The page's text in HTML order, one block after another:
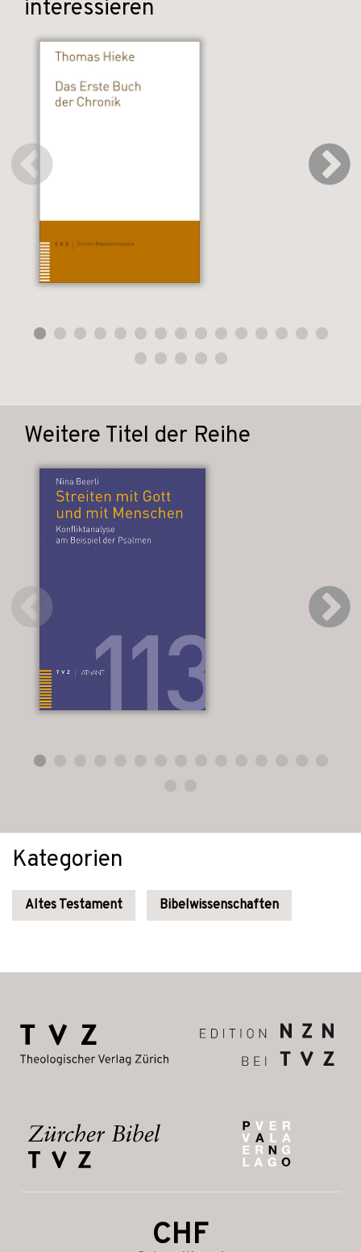
interessieren
Weitere Titel der Reihe
Kategorien
Altes Testament Bibelwissenschaften
CHF